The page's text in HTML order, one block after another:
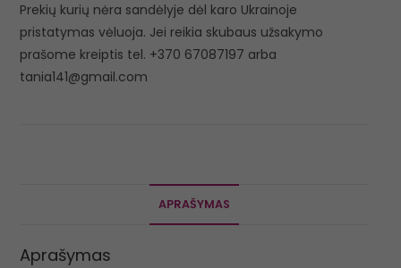
Prekių kurių nėra sandėlyje dėl karo Ukrainoje
pristatymas vėluoja. Jei reikia skubaus užsakymo
prašome kreiptis tel. +370 67087197 arba
tania141@gmail.com
APRAŠYMAS
Aprašymas